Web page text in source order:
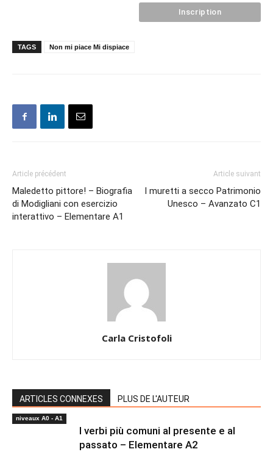
TAGS Non mi piace Mi dispiace
Article précédent
Maledetto pittore! – Biografia
di Modigliani con esercizio
interattivo – Elementare A1
Article suivant
I muretti a secco Patrimonio
Unesco – Avanzato C1
Carla Cristofoli
ARTICLES CONNEXES PLUS DE L'AUTEUR
niveaux A0 - A1
I verbi più comuni al presente e al
passato – Elementare A2